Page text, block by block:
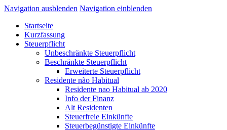
Navigation ausblenden Navigation einblenden
Startseite
Kurzfassung
Steuerpflicht
Unbeschränkte Steuerpflicht
Beschränkte Steuerpflicht
Erweiterte Steuerpflicht
Residente não Habitual
Residente nao Habitual ab 2020
Info der Finanz
Alt Residenten
Steuerfreie Einkünfte
Steuerbegünstigte Einkünfte